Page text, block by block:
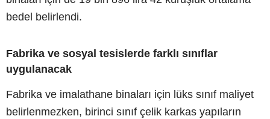
bedel belirlendi.
Fabrika ve sosyal tesislerde farklı sınıflar
uygulanacak
Fabrika ve imalathane binaları için lüks sınıf maliyet
belirlenmezken, birinci sınıf çelik karkas yapıların